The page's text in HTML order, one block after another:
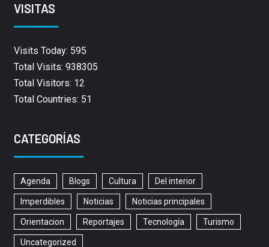
VISITAS
Visits Today: 595
Total Visits: 938305
Total Visitors: 12
Total Countries: 51
CATEGORÍAS
Agenda Blogs Cultura Del interior
Imperdibles Noticias Noticias principales
Orientacion Reportajes Tecnología Turismo
Uncategorized